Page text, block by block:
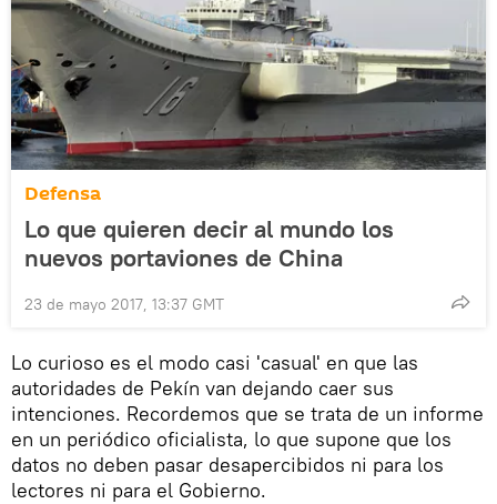
Defensa
Lo que quieren decir al mundo los
nuevos portaviones de China
23 de mayo 2017, 13:37 GMT
Lo curioso es el modo casi 'casual' en que las
autoridades de Pekín van dejando caer sus
intenciones. Recordemos que se trata de un informe
en un periódico oficialista, lo que supone que los
datos no deben pasar desapercibidos ni para los
lectores ni para el Gobierno.